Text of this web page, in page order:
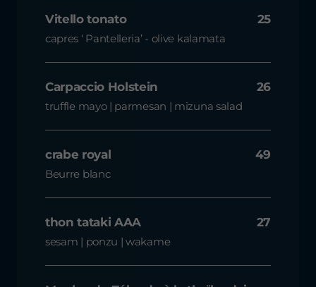
Vitello tonato 25
capres ‘ Pantelleria’ - olive kalamata
Carpaccio Holstein 26
truffle mayo | parmesan | mizuna salad
crabe royal 49
Beurre blanc
thon tataki AAA 27
sesam | ponzu | wakame